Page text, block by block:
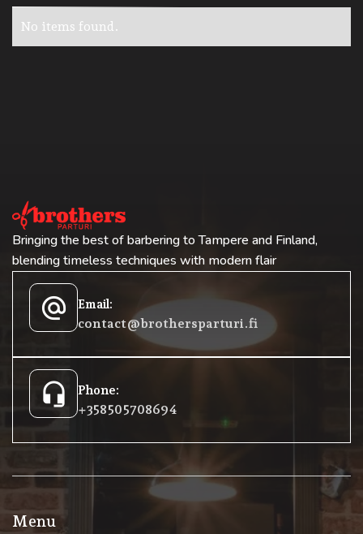
No items found.
Bringing the best of barbering to Tampere and Finland,
blending timeless techniques with modern flair
alternate_email Email:
contact@brothersparturi.fi
headset_mic Phone:
+358 50 5708694
Menu